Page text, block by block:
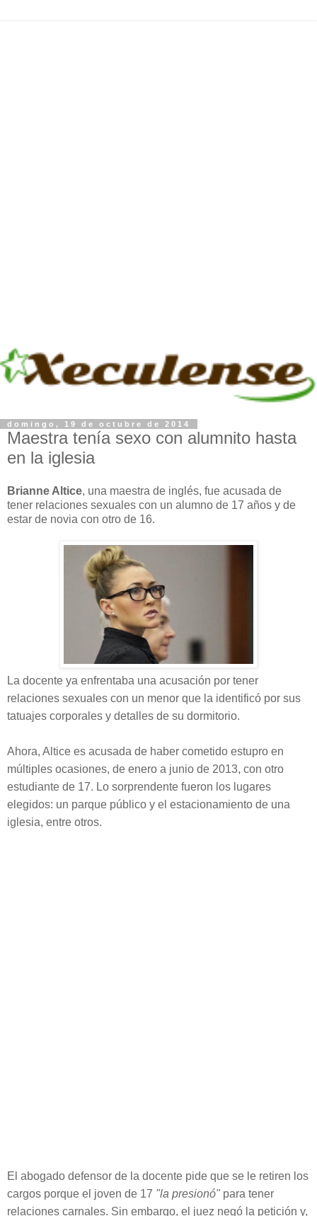
domingo, 19 de octubre de 2014
Maestra tenía sexo con alumnito hasta
en la iglesia
Brianne Altice, una maestra de inglés, fue acusada de
tener relaciones sexuales con un alumno de 17 años y de
estar de novia con otro de 16.
La docente ya enfrentaba una acusación por tener
relaciones sexuales con un menor que la identificó por sus
tatuajes corporales y detalles de su dormitorio.
Ahora, Altice es acusada de haber cometido estupro en
múltiples ocasiones, de enero a junio de 2013, con otro
estudiante de 17. Lo sorprendente fueron los lugares
elegidos: un parque público y el estacionamiento de una
iglesia, entre otros.
El abogado defensor de la docente pide que se le retiren los
cargos porque el joven de 17 "la presionó" para tener
relaciones carnales. Sin embargo, el juez negó la petición y,